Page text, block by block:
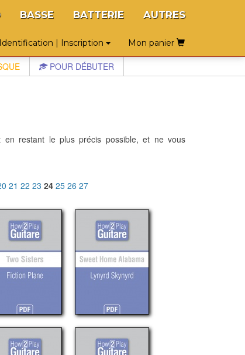
BASSE BATTERIE AUTRES
Identification | Inscription Mon panier
POUR DÉBUTER
en restant le plus précis possible, et ne vous
21 22 23 24 25 26 27